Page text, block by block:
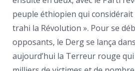
peuple éthiopien qui considérait
trahi la Révolution ». Pour se
opposants, le Derg se lança
aujourd’hui la Terreur rouge